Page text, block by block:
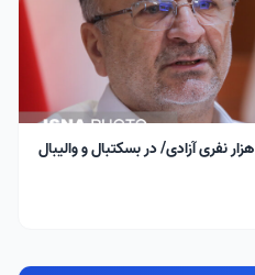
سالن ۱۸ هزار نفری به جای سالن ۱۲ هزار نفری آزادی/ در بسکتبال و والیبال